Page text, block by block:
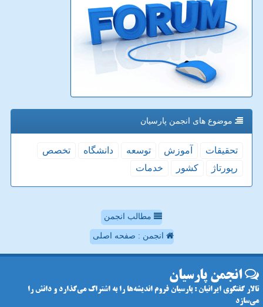
موضوع های انجمن پارسیان
تحقیقات آموزش توسعه دانشگاه
تخصص
رپورتاژ
كشور خدمات
مطالب انجمن
انجمن : صفحه اصلی
انجمن پارسیان
تالار گفتگوی ایرانیان : پارسیان فروم اندیشه‌ها را به اشتراک می‌گذارد و دانش را
می‌سازد